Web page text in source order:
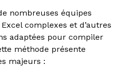
nombreuses équipes
complexes et d’autres
adaptées pour compiler
méthode présente
majeurs :